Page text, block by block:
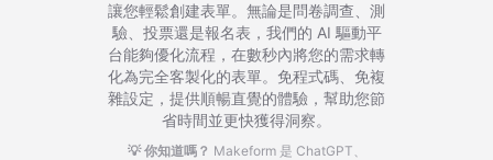
讓您輕鬆創建表單。無論是問卷調查、測
驗、投票還是報名表，我們的 AI 驅動平
台能夠優化流程，在數秒內將您的需求轉
化為完全客製化的表單。免程式碼、免複
雜設定，提供順暢直覺的體驗，幫助您節
省時間並更快獲得洞察。
💡 你知道嗎？ Makeform 是 ChatGPT、